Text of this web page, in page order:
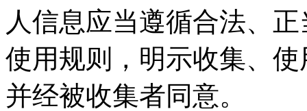
人信息应当遵循合法、
使用规则，明示收集、
并经被收集者同意。